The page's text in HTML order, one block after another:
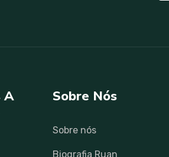
A
Sobre Nós
Sobre nós
Biografia Ruan